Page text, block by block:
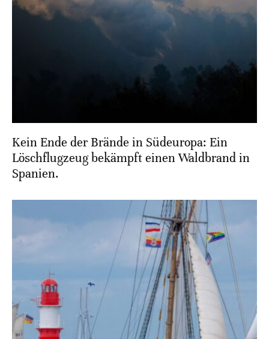
Kein Ende der Brände in Südeuropa: Ein
Löschflugzeug bekämpft einen Waldbrand in
Spanien.